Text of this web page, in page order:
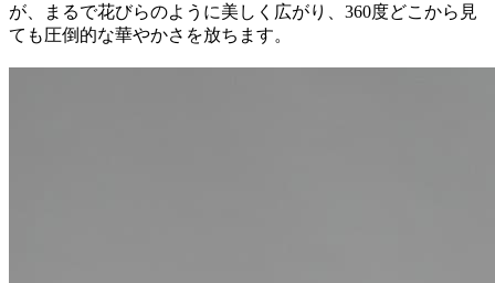
が、まるで花びらのように美しく広がり、360度どこから見
ても圧倒的な華やかさを放ちます。